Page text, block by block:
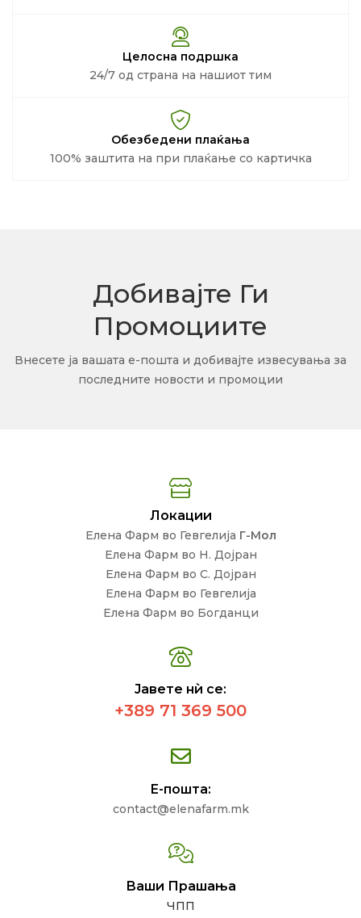
Целосна подршка
24/7 од страна на нашиот тим
Обезбедени плаќања
100% заштита на при плаќање со картичка
Добивајте Ги
Промоциите
Внесете ја вашата е-пошта и добивајте извесувања за
последните новости и промоции
Локации
Елена Фарм во Гевгелија Г-Мол
Елена Фарм во Н. Дојран
Елена Фарм во С. Дојран
Елена Фарм во Гевгелија
Елена Фарм во Богданци
Јавете нѝ се:
+389 71 369 500
Е-пошта:
contact@elenafarm.mk
Ваши Прашања
ЧПП